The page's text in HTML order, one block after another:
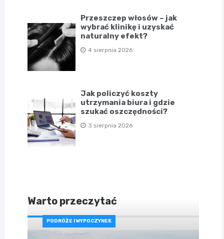
Przeszczep włosów – jak
wybrać klinikę i uzyskać
naturalny efekt?
4 sierpnia 2026
Jak policzyć koszty
utrzymania biura i gdzie
szukać oszczędności?
3 sierpnia 2026
Warto przeczytać
PODRÓŻE I WYPOCZYNEK